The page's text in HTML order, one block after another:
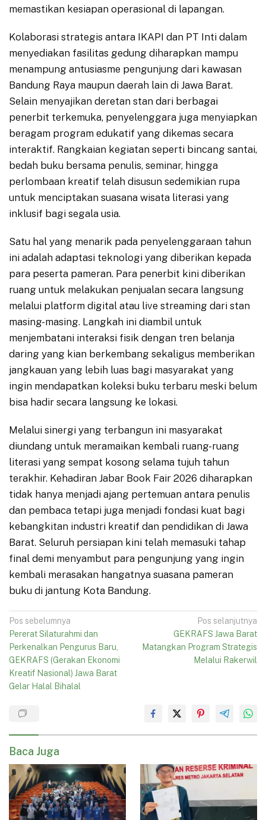
memastikan kesiapan operasional di lapangan.
Kolaborasi strategis antara IKAPI dan PT Inti dalam
menyediakan fasilitas gedung diharapkan mampu
menampung antusiasme pengunjung dari kawasan
Bandung Raya maupun daerah lain di Jawa Barat.
Selain menyajikan deretan stan dari berbagai
penerbit terkemuka, penyelenggara juga menyiapkan
beragam program edukatif yang dikemas secara
interaktif. Rangkaian kegiatan seperti bincang santai,
bedah buku bersama penulis, seminar, hingga
perlombaan kreatif telah disusun sedemikian rupa
untuk menciptakan suasana wisata literasi yang
inklusif bagi segala usia.
Satu hal yang menarik pada penyelenggaraan tahun
ini adalah adaptasi teknologi yang diberikan kepada
para peserta pameran. Para penerbit kini diberikan
ruang untuk melakukan penjualan secara langsung
melalui platform digital atau live streaming dari stan
masing-masing. Langkah ini diambil untuk
menjembatani interaksi fisik dengan tren belanja
daring yang kian berkembang sekaligus memberikan
jangkauan yang lebih luas bagi masyarakat yang
ingin mendapatkan koleksi buku terbaru meski belum
bisa hadir secara langsung ke lokasi.
Melalui sinergi yang terbangun ini masyarakat
diundang untuk meramaikan kembali ruang-ruang
literasi yang sempat kosong selama tujuh tahun
terakhir. Kehadiran Jabar Book Fair 2026 diharapkan
tidak hanya menjadi ajang pertemuan antara penulis
dan pembaca tetapi juga menjadi fondasi kuat bagi
kebangkitan industri kreatif dan pendidikan di Jawa
Barat. Seluruh persiapan kini telah memasuki tahap
final demi menyambut para pengunjung yang ingin
kembali merasakan hangatnya suasana pameran
buku di jantung Kota Bandung.
Navigasi
pos
Pos sebelumnya
Pererat Silaturahmi dan
Perkenalkan Pengurus Baru,
GEKRAFS (Gerakan Ekonomi
Kreatif Nasional) Jawa Barat
Gelar Halal Bihalal
Pos selanjutnya
GEKRAFS Jawa Barat
Matangkan Program Strategis
Melalui Rakerwil
Baca Juga